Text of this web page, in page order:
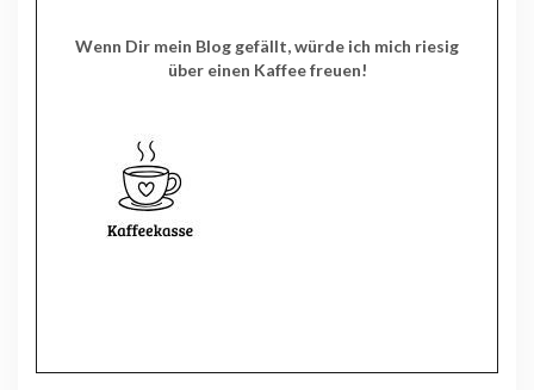
Wenn Dir mein Blog gefällt, würde ich mich riesig
über einen Kaffee freuen!